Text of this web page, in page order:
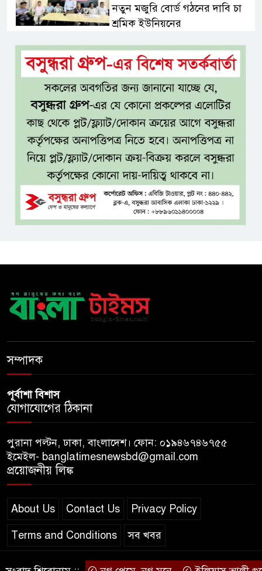
নতুন মজুরি বোর্ড গঠনের দাবি চা
শ্রমিক ইউনিয়নের
টাঙ্গাইল জেলা পরিষদের উদ্যোগে
২৩ লাখ টাকার আর্থিক অনুদানের
চেক বিতরণ
ধলেশ্বরী থেকে অবৈধ বালু উত্তোলন,
হুমকিতে শামসুল হক সেতু
বঙ্গভবনের নতুন বাসিন্দা কি মির্জা
ফখরুল? বিএনপিতে জোর
আলোচনা, সিদ্ধান্ত নেবেন তারেক
রহমান
বাংলাদেশে এলো থাইল্যান্ডের শীর্ষ
কফি ব্র্যান্ড ‘ক্যাফে আমাজন
সম্পাদক
পূর্বাশা বিশাস
যোগাযোগের ঠিকানা
পুরানা পল্টন, ঢাকা, বাংলাদেশ। ফোন: ০১৯৪৬৭৪৬৭৫৫
ইমেইল- banglatimesnewsbd@gmail.com
প্রয়োজনীয় লিঙ্ক
About Us Contact Us Privacy Policy
Terms and Conditions সব খবর